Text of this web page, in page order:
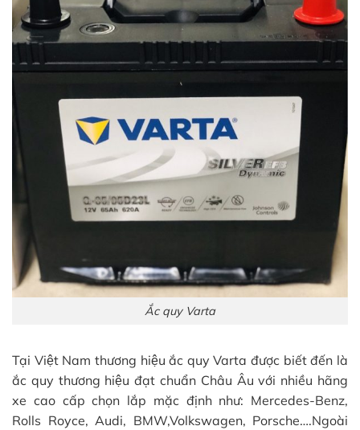
Ắc quy Varta
Tại Việt Nam thương hiệu ắc quy Varta được biết đến là
ắc quy thương hiệu đạt chuẩn Châu Âu với nhiều hãng
xe cao cấp chọn lắp mặc định như: Mercedes-Benz,
Rolls Royce, Audi, BMW,Volkswagen, Porsche….Ngoài